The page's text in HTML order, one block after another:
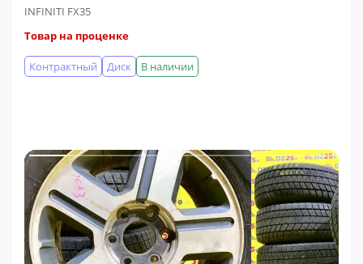
INFINITI FX35
Товар на проценке
В наличии
Диск
Контрактный